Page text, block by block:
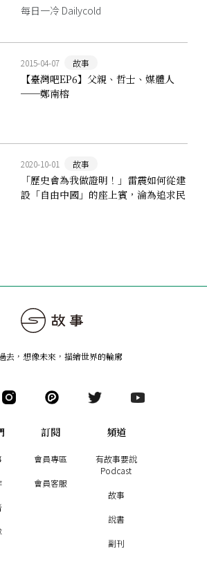
每日一冷 Dailycold
2015-04-07 故事
【臺灣吧EP6】父親、哲士、媒體人
──鄭南榕
2020-10-01 故事
「歷史會為我做證明！」雷震如何從建
設「自由中國」的座上賓，淪為追求民
去，想像未來 ， 描繪世界的輪廓
訂閱
會員專區
會員客服
頻道
有故事要說
Podcast
故事
說書
副刊